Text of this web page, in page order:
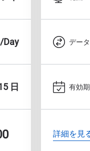
Day
日
データ
有効
詳細を見